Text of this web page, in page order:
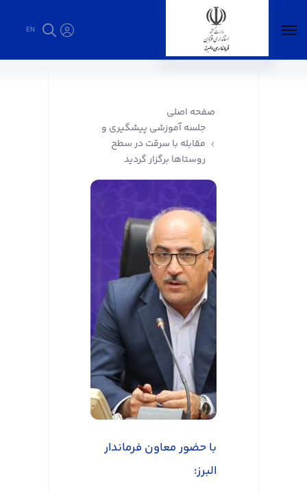
EN
صفحه اصلی
جلسه آموزشی پیشگیری و
مقابله با سرقت در سطح
روستاها برگزار گردید
با حضور معاون فرماندار
البرز؛